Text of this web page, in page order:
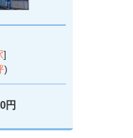
]
)
円